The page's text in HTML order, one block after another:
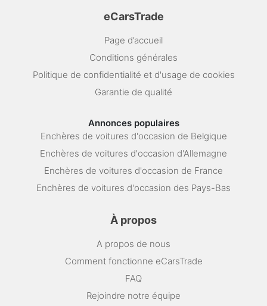
eCarsTrade
Page d’accueil
Conditions générales
Politique de confidentialité et d'usage de cookies
Garantie de qualité
Annonces populaires
Enchères de voitures d'occasion de Belgique
Enchères de voitures d'occasion d'Allemagne
Enchères de voitures d'occasion de France
Enchères de voitures d'occasion des Pays-Bas
À propos
A propos de nous
Comment fonctionne eCarsTrade
FAQ
Rejoindre notre équipe